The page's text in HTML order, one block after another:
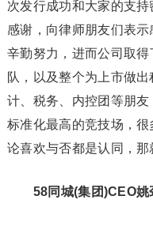
次发行成功和大家的支
感谢，向律师朋友们表
辛勤努力，进而公司取
队，以及整个为上市做
计、税务、内控团等朋
标准化最高的竞技场，
论喜欢与否都是认同，那
58同城(集团)CEO姚